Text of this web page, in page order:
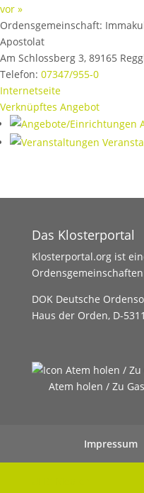
vor »
Ordensgemeinschaft:
Apostolat
Am Schlossberg 3, 89165
Telefon: 07347/955-0
Internetseite
Verknüpftes Angebot
Das Klosterportal
Klosterportal.org ist
DOK Deutsche
Haus der Orden, D-
Atem holen / Zu
Impressum